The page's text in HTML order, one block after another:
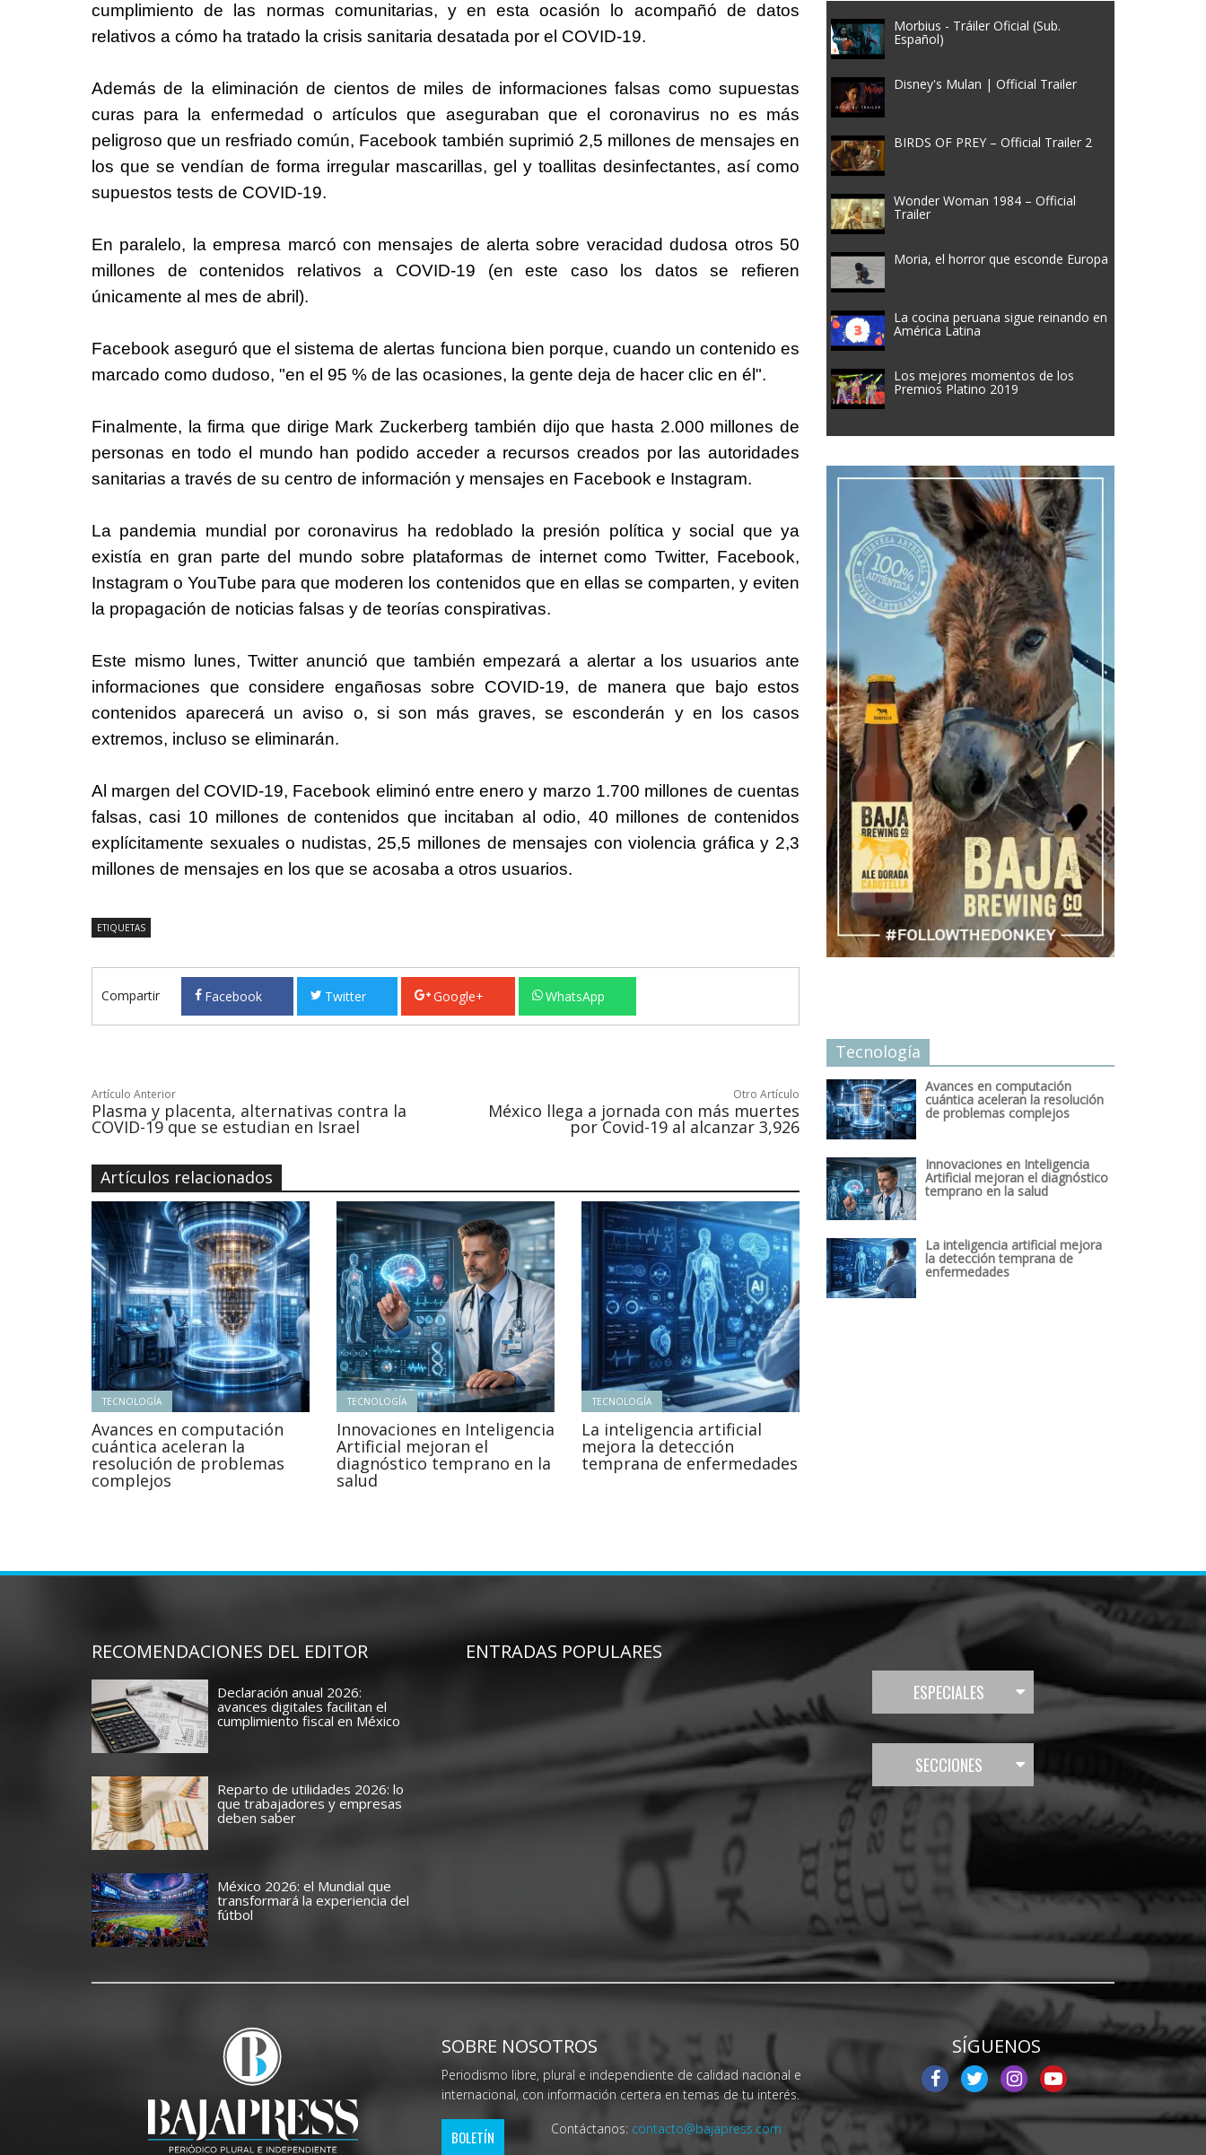
cumplimiento de las normas comunitarias, y en esta ocasión lo acompañó de datos
relativos a cómo ha tratado la crisis sanitaria desatada por el COVID-19.
Además de la eliminación de cientos de miles de informaciones falsas como supuestas
curas para la enfermedad o artículos que aseguraban que el coronavirus no es más
peligroso que un resfriado común, Facebook también suprimió 2,5 millones de mensajes en
los que se vendían de forma irregular mascarillas, gel y toallitas desinfectantes, así como
supuestos tests de COVID-19.
En paralelo, la empresa marcó con mensajes de alerta sobre veracidad dudosa otros 50
millones de contenidos relativos a COVID-19 (en este caso los datos se refieren
únicamente al mes de abril).
Facebook aseguró que el sistema de alertas funciona bien porque, cuando un contenido es
marcado como dudoso, "en el 95 % de las ocasiones, la gente deja de hacer clic en él".
Finalmente, la firma que dirige Mark Zuckerberg también dijo que hasta 2.000 millones de
personas en todo el mundo han podido acceder a recursos creados por las autoridades
sanitarias a través de su centro de información y mensajes en Facebook e Instagram.
La pandemia mundial por coronavirus ha redoblado la presión política y social que ya
existía en gran parte del mundo sobre plataformas de internet como Twitter, Facebook,
Instagram o YouTube para que moderen los contenidos que en ellas se comparten, y eviten
la propagación de noticias falsas y de teorías conspirativas.
Este mismo lunes, Twitter anunció que también empezará a alertar a los usuarios ante
informaciones que considere engañosas sobre COVID-19, de manera que bajo estos
contenidos aparecerá un aviso o, si son más graves, se esconderán y en los casos
extremos, incluso se eliminarán.
Al margen del COVID-19, Facebook eliminó entre enero y marzo 1.700 millones de cuentas
falsas, casi 10 millones de contenidos que incitaban al odio, 40 millones de contenidos
explícitamente sexuales o nudistas, 25,5 millones de mensajes con violencia gráfica y 2,3
millones de mensajes en los que se acosaba a otros usuarios.
ETIQUETAS
Compartir Facebook Twitter Google+ WhatsApp
Artículo Anterior
Plasma y placenta, alternativas contra la
COVID-19 que se estudian en Israel
Otro Artículo
México llega a jornada con más muertes
por Covid-19 al alcanzar 3,926
Artículos relacionados
TECNOLOGÍA
Avances en computación
cuántica aceleran la
resolución de problemas
complejos
TECNOLOGÍA
Innovaciones en Inteligencia
Artificial mejoran el
diagnóstico temprano en la
salud
TECNOLOGÍA
La inteligencia artificial
mejora la detección
temprana de enfermedades
Morbius - Tráiler Oficial (Sub.
Español)
Disney's Mulan | Official Trailer
BIRDS OF PREY – Official Trailer 2
Wonder Woman 1984 – Official
Trailer
Moria, el horror que esconde Europa
La cocina peruana sigue reinando en
América Latina
Los mejores momentos de los
Premios Platino 2019
Tecnología
Avances en computación
cuántica aceleran la resolución
de problemas complejos
Innovaciones en Inteligencia
Artificial mejoran el diagnóstico
temprano en la salud
La inteligencia artificial mejora
la detección temprana de
enfermedades
RECOMENDACIONES DEL EDITOR
Declaración anual 2026:
avances digitales facilitan el
cumplimiento fiscal en México
Reparto de utilidades 2026: lo
que trabajadores y empresas
deben saber
México 2026: el Mundial que
transformará la experiencia del
fútbol
ENTRADAS POPULARES
ESPECIALES
SECCIONES
SOBRE NOSOTROS
Periodismo libre, plural e independiente de calidad nacional e
internacional, con información certera en temas de tu interés.
BOLETÍN Contáctanos: contacto@bajapress.com
SÍGUENOS